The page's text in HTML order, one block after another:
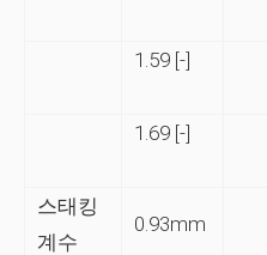
1.59 [-]
1.69 [-]
스태킹
계수
0.93mm